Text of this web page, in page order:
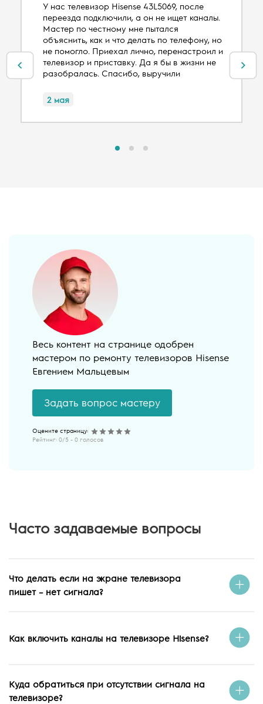
У нас телевизор Hisense 43L5069, после
переезда подключили, а он не ищет каналы.
Мастер по честному мне пытался
объяснить, как и что делать по телефону, но
не помогло. Приехал лично, перенастроил и
телевизор и приставку. Да я бы в жизни не
разобралась. Спасибо, выручили
2 мая
Весь контент на странице одобрен
мастером по ремонту телевизоров Hisense
Евгением Мальцевым
Задать вопрос мастеру
Рейтинг: 0/5 - 0 голосов
Часто задаваемые вопросы
Что делать если на экране телевизора
пишет – нет сигнала?
Как включить каналы на телевизоре Hisense?
Куда обратиться при отсутствии сигнала на
телевизоре?